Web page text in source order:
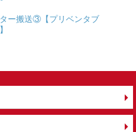
ー搬送③【プリベンタブ